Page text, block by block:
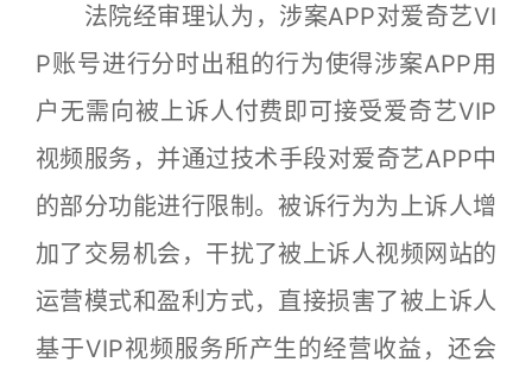
法院经审理认为，涉案APP对爱奇艺VI
P账号进行分时出租的行为使得涉案APP用
户无需向被上诉人付费即可接受爱奇艺VIP
视频服务，并通过技术手段对爱奇艺APP中
的部分功能进行限制。被诉行为为上诉人增
加了交易机会，干扰了被上诉人视频网站的
运营模式和盈利方式，直接损害了被上诉人
基于VIP视频服务所产生的经营收益，还会